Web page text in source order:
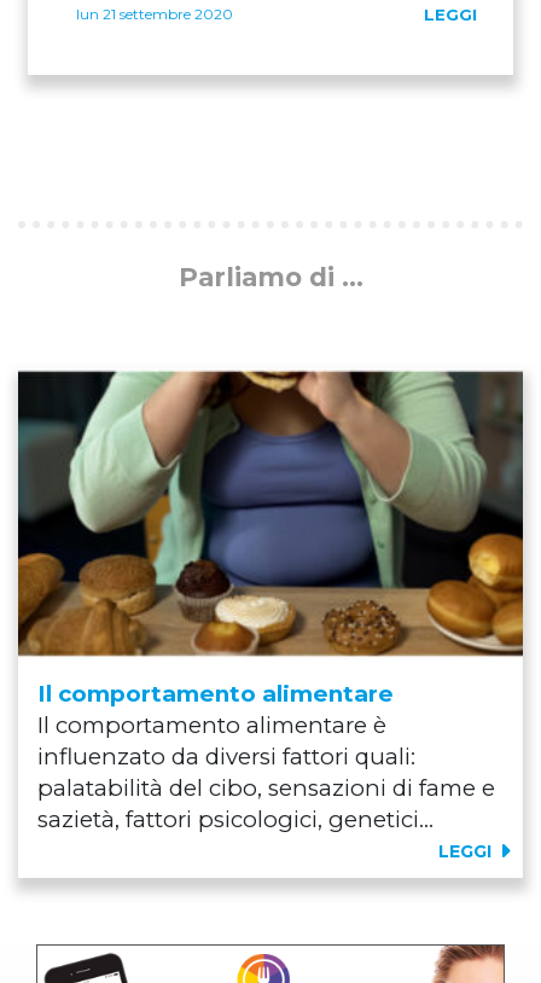
lun 21 settembre 2020 LEGGI
Parliamo di ...
Il comportamento alimentare
Il comportamento alimentare è
influenzato da diversi fattori quali:
palatabilità del cibo, sensazioni di fame e
sazietà, fattori psicologici, genetici...
LEGGI